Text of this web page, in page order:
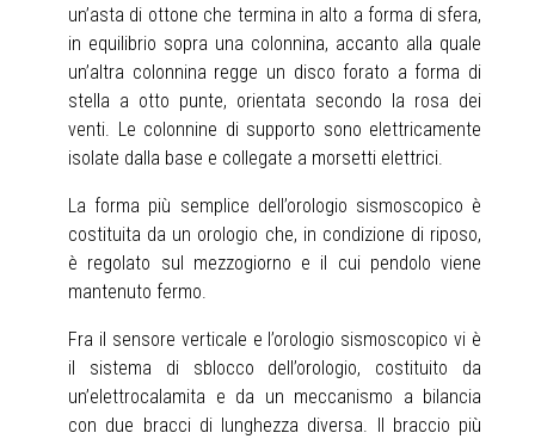
un’asta di ottone che termina in alto a forma di sfera,
in equilibrio sopra una colonnina, accanto alla quale
un’altra colonnina regge un disco forato a forma di
stella a otto punte, orientata secondo la rosa dei
venti. Le colonnine di supporto sono elettricamente
isolate dalla base e collegate a morsetti elettrici.
La forma più semplice dell’orologio sismoscopico è
costituita da un orologio che, in condizione di riposo,
è regolato sul mezzogiorno e il cui pendolo viene
mantenuto fermo.
Fra il sensore verticale e l’orologio sismoscopico vi è
il sistema di sblocco dell’orologio, costituito da
un’elettrocalamita e da un meccanismo a bilancia
con due bracci di lunghezza diversa. Il braccio più